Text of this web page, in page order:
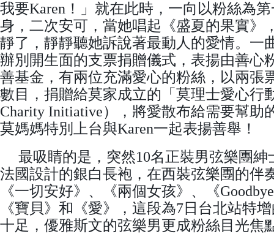
我要Karen！」就在此時，一向以粉絲為
身，二次安可，當她唱起《盛夏的果實》
靜了，靜靜聽她訴說著最動人的愛情。一
辦別開生面的支票捐贈儀式，表揚由善心
善基金，有兩位充滿愛心的粉絲，以兩張
數目，捐贈給莫家成立的「莫理士愛心行
Charity Initiative），將愛散布給需要幫助
莫媽媽特別上台與Karen一起表揚善舉！
最吸睛的是，突然10名正裝男弦樂團紳
法國設計的銀白長袍，在西裝弦樂團的伴
《一切安好》、《兩個女孩》、《
《寶貝》和《愛》，這段為7日台北站特
十足，優雅斯文的弦樂男更成粉絲目光焦